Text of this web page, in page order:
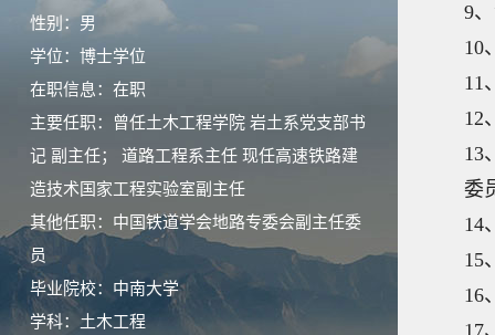
性别：男
学位：博士学位
在职信息：在职
主要任职：曾任土木工程学院 岩土系党支部书
记 副主任； 道路工程系主任 现任高速铁路建
造技术国家工程实验室副主任
其他任职：中国铁道学会地路专委会副主任委
员
毕业院校：中南大学
学科：土木工程
9
10
11
12
13
委
14
15
16
17